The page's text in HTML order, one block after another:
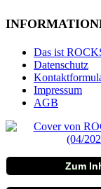
Das ist
Datenschutz
Impressum
AGB
Zum